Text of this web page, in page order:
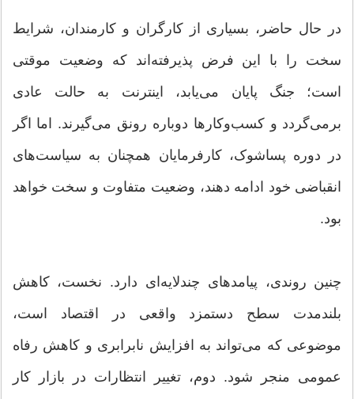
در حال حاضر، بسیاری از کارگران و کارمندان، شرایط
سخت را با این فرض پذیرفته‌اند که وضعیت موقتی
است؛ جنگ پایان می‌یابد، اینترنت به حالت عادی
برمی‌گردد و کسب‌وکار‌ها دوباره رونق می‌گیرند. اما اگر
در دوره پساشوک، کارفرمایان همچنان به سیاست‌های
انقباضی خود ادامه دهند، وضعیت متفاوت و سخت خواهد
بود.
چنین روندی، پیامد‌های چندلایه‌ای دارد. نخست، کاهش
بلندمدت سطح دستمزد واقعی در اقتصاد است،
موضوعی که می‌تواند به افزایش نابرابری و کاهش رفاه
عمومی منجر شود. دوم، تغییر انتظارات در بازار کار